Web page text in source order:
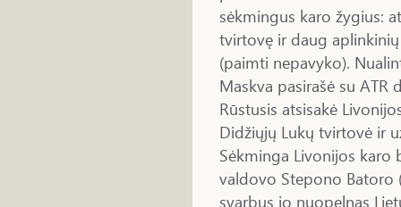
sėkmingus karo žygius:
tvirtovę ir daug
(paimti nepavyko).
Maskva pasirašė su ATR
Rūstusis atsisakė
Didžiųjų Lukų tvirtovė ir
Sėkminga Livonijos karo
valdovo Stepono Batoro
svarbus jo nuopelnas